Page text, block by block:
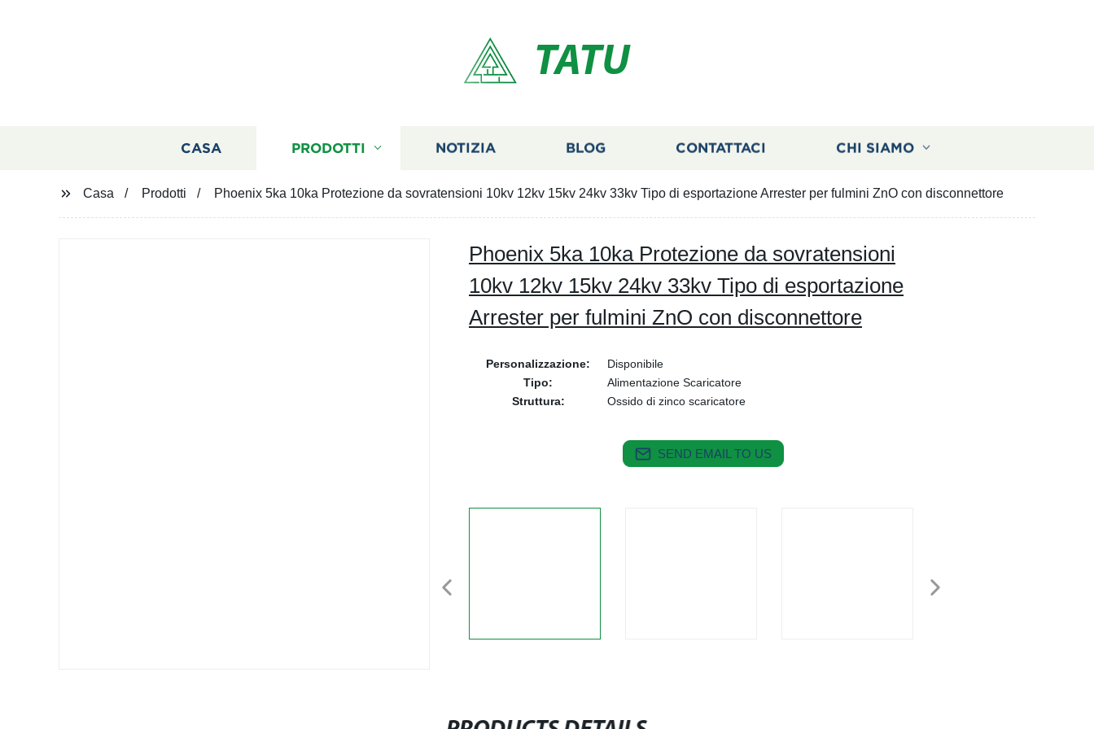
TATU
CASA PRODOTTI NOTIZIA BLOG CONTATTACI CHI SIAMO
Casa Prodotti Phoenix 5ka 10ka Protezione da sovratensioni 10kv 12kv 15kv 24kv 33kv Tipo di esportazione Arrester per fulmini ZnO con disconnettore
Phoenix 5ka 10ka Protezione da sovratensioni
10kv 12kv 15kv 24kv 33kv Tipo di esportazione
Arrester per fulmini ZnO con disconnettore
Personalizzazione:
Disponibile
Tipo:
Alimentazione Scaricatore
Struttura:
Ossido di zinco scaricatore
SEND EMAIL TO US